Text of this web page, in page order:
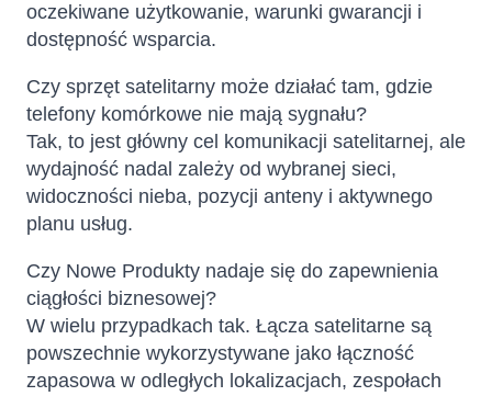
oczekiwane użytkowanie, warunki gwarancji i
dostępność wsparcia.
Czy sprzęt satelitarny może działać tam, gdzie
telefony komórkowe nie mają sygnału?
Tak, to jest główny cel komunikacji satelitarnej, ale
wydajność nadal zależy od wybranej sieci,
widoczności nieba, pozycji anteny i aktywnego
planu usług.
Czy Nowe Produkty nadaje się do zapewnienia
ciągłości biznesowej?
W wielu przypadkach tak. Łącza satelitarne są
powszechnie wykorzystywane jako łączność
zapasowa w odległych lokalizacjach, zespołach